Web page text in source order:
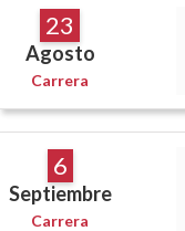
23
Agosto
Carrera
6
Septiembre
Carrera